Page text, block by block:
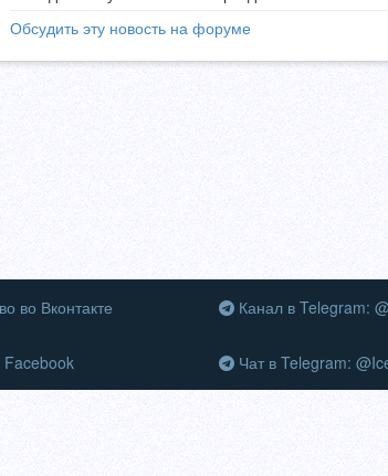
Обсудить эту новость на форуме
во Вконтакте Канал в Telegram:
Чат в Telegram: